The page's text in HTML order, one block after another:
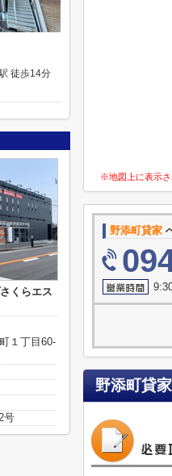
※地図上に表示さ
野添町貸家
野添町貸家
徒歩14分
くらエス
１丁目60-
号